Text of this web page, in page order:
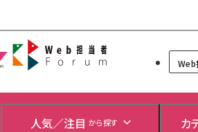
Web担当者
Web
人気／注目 から探す カ
7